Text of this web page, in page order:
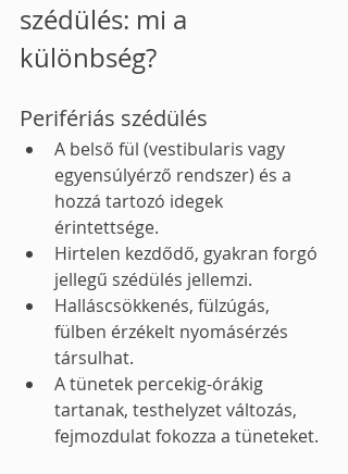
szédülés: mi a
különbség?
Perifériás szédülés
A belső fül (vestibularis vagy
egyensúlyérző rendszer) és a
hozzá tartozó idegek
érintettsége.
Hirtelen kezdődő, gyakran forgó
jellegű szédülés jellemzi.
Halláscsökkenés, fülzúgás,
fülben érzékelt nyomásérzés
társulhat.
A tünetek percekig-órákig
tartanak, testhelyzet változás,
fejmozdulat fokozza a tüneteket.